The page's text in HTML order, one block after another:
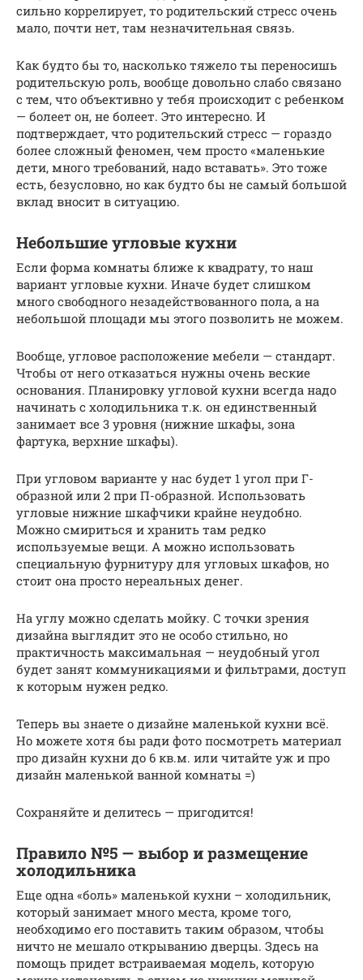
сильно коррелирует, то родительский стресс очень
мало, почти нет, там незначительная связь.
Как будто бы то, насколько тяжело ты переносишь
родительскую роль, вообще довольно слабо связано
с тем, что объективно у тебя происходит с ребенком
— болеет он, не болеет. Это интересно. И
подтверждает, что родительский стресс — гораздо
более сложный феномен, чем просто «маленькие
дети, много требований, надо вставать». Это тоже
есть, безусловно, но как будто бы не самый большой
вклад вносит в ситуацию.
Небольшие угловые кухни
Если форма комнаты ближе к квадрату, то наш
вариант угловые кухни. Иначе будет слишком
много свободного незадействованного пола, а на
небольшой площади мы этого позволить не можем.
Вообще, угловое расположение мебели — стандарт.
Чтобы от него отказаться нужны очень веские
основания. Планировку угловой кухни всегда надо
начинать с холодильника т.к. он единственный
занимает все 3 уровня (нижние шкафы, зона
фартука, верхние шкафы).
При угловом варианте у нас будет 1 угол при Г-
образной или 2 при П-образной. Использовать
угловые нижние шкафчики крайне неудобно.
Можно смириться и хранить там редко
используемые вещи. А можно использовать
специальную фурнитуру для угловых шкафов, но
стоит она просто нереальных денег.
На углу можно сделать мойку. С точки зрения
дизайна выглядит это не особо стильно, но
практичность максимальная — неудобный угол
будет занят коммуникациями и фильтрами, доступ
к которым нужен редко.
Теперь вы знаете о дизайне маленькой кухни всё.
Но можете хотя бы ради фото посмотреть материал
про дизайн кухни до 6 кв.м. или читайте уж и про
дизайн маленькой ванной комнаты =)
Сохраняйте и делитесь — пригодится!
Правило №5 — выбор и размещение
холодильника
Еще одна «боль» маленькой кухни – холодильник,
который занимает много места, кроме того,
необходимо его поставить таким образом, чтобы
ничто не мешало открыванию дверцы. Здесь на
помощь придет встраиваемая модель, которую